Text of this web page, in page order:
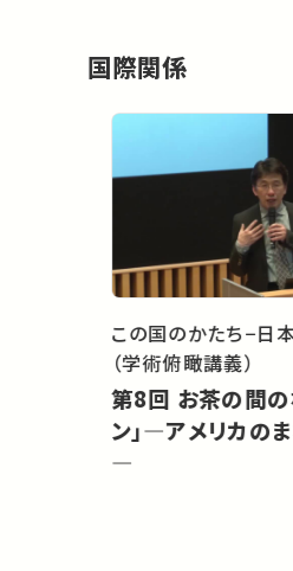
国際関係
この国のかたち−日
（学術俯瞰講義）
第8回 お茶の間のなかの「ニッポ
ン」―アメリカの
―